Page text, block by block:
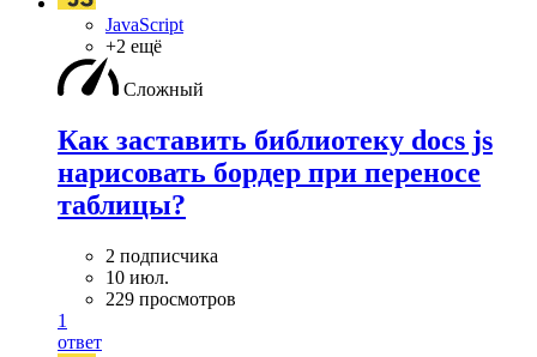
JavaScript
+2 ещё
Сложный
Как заставить библиотеку docs js
нарисовать бордер при переносе
таблицы?
2 подписчика
10 июл.
229 просмотров
1
ответ